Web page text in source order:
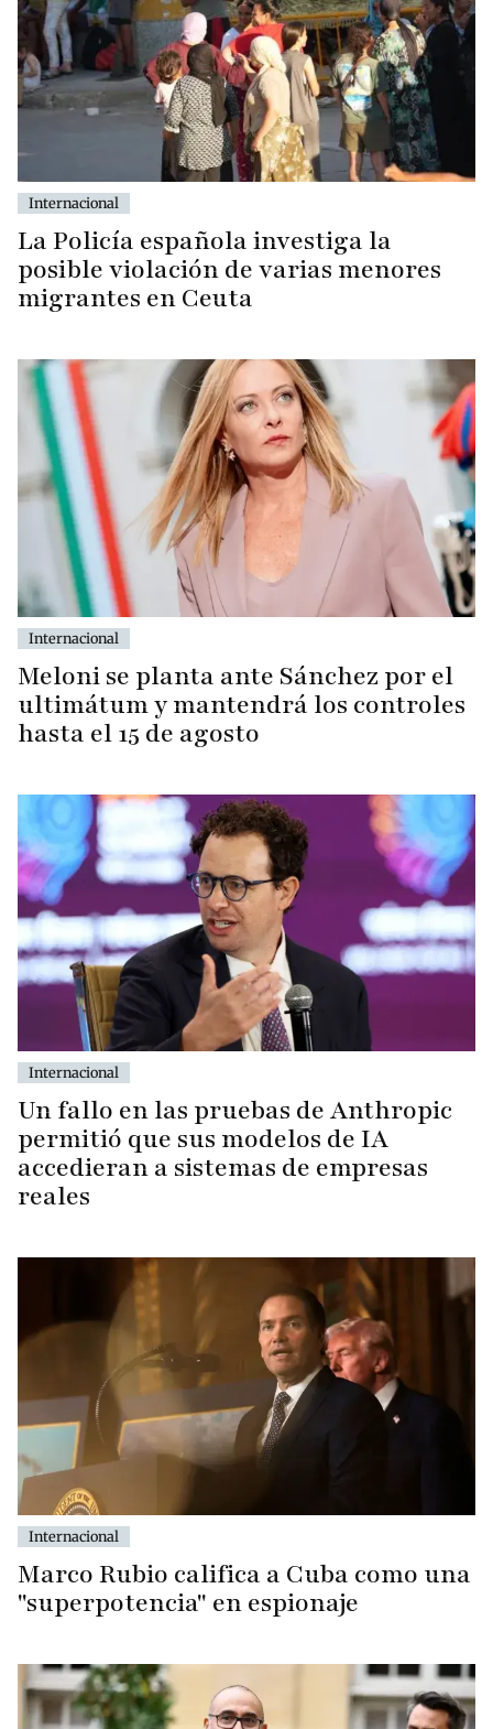
Internacional
La Policía española investiga la
posible violación de varias menores
migrantes en Ceuta
Internacional
Meloni se planta ante Sánchez por el
ultimátum y mantendrá los controles
hasta el 15 de agosto
Internacional
Un fallo en las pruebas de Anthropic
permitió que sus modelos de IA
accedieran a sistemas de empresas
reales
Internacional
Marco Rubio califica a Cuba como una
"superpotencia" en espionaje